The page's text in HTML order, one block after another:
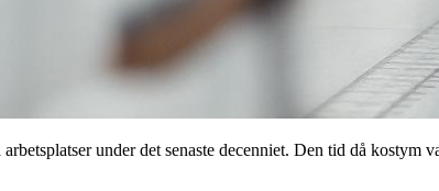
under det senaste decenniet. Den tid då